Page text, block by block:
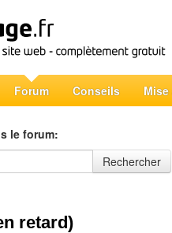
Forum Conseils Mise
le forum:
forum
Rechercher
retard)